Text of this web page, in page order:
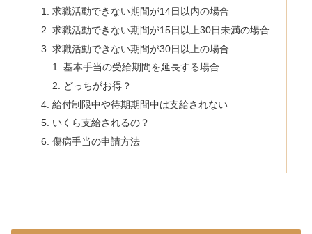
求職活動できない期間が14日以内の場合
求職活動できない期間が15日以上30日未満の場合
求職活動できない期間が30日以上の場合
基本手当の受給期間を延長する場合
どっちがお得？
給付制限中や待期期間中は支給されない
いくら支給されるの？
傷病手当の申請方法